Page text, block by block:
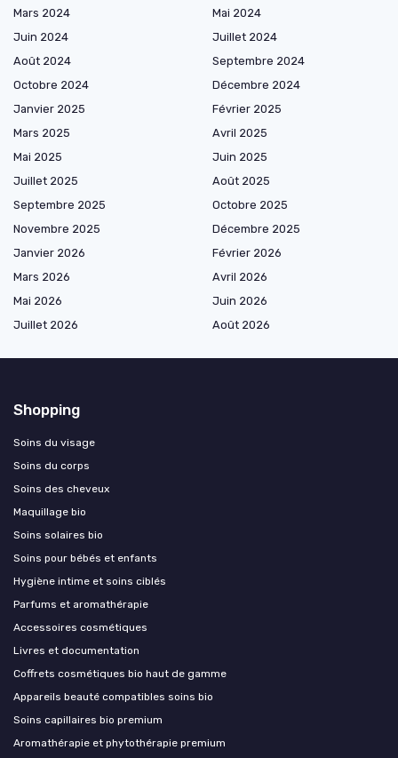
Mars 2024
Mai 2024
Juin 2024
Juillet 2024
Août 2024
Septembre 2024
Octobre 2024
Décembre 2024
Janvier 2025
Février 2025
Mars 2025
Avril 2025
Mai 2025
Juin 2025
Juillet 2025
Août 2025
Septembre 2025
Octobre 2025
Novembre 2025
Décembre 2025
Janvier 2026
Février 2026
Mars 2026
Avril 2026
Mai 2026
Juin 2026
Juillet 2026
Août 2026
Shopping
Soins du visage
Soins du corps
Soins des cheveux
Maquillage bio
Soins solaires bio
Soins pour bébés et enfants
Hygiène intime et soins ciblés
Parfums et aromathérapie
Accessoires cosmétiques
Livres et documentation
Coffrets cosmétiques bio haut de gamme
Appareils beauté compatibles soins bio
Soins capillaires bio premium
Aromathérapie et phytothérapie premium